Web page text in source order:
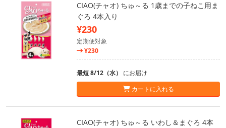
CIAO(チャオ) ちゅ～る 1歳までの子ねこ用ま
ぐろ 4本入り
¥230
定期便対象
¥230
最短 8/12（水） にお届け
カートに入れる
CIAO(チャオ) ちゅ～る いわし＆まぐろ 4本